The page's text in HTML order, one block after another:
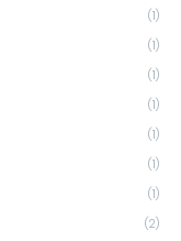
(1)
(1)
(1)
(1)
(1)
(1)
(1)
(2)